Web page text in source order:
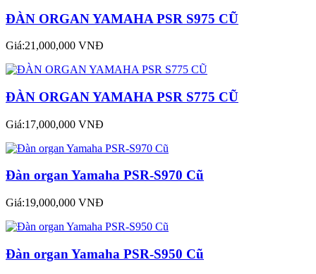
ĐÀN ORGAN YAMAHA PSR S975 CŨ
Giá:21,000,000 VNĐ
ĐÀN ORGAN YAMAHA PSR S775 CŨ
Giá:17,000,000 VNĐ
Đàn organ Yamaha PSR-S970 Cũ
Giá:19,000,000 VNĐ
Đàn organ Yamaha PSR-S950 Cũ